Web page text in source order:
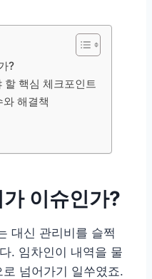
?
할 핵심 체크포인트
해결책
이슈인가?
대신 관리비를 슬쩍
. 임차인이 내역을 물
로 넘어가기 일쑤였죠.